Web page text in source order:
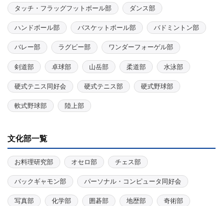
タッチ・フラッグフットボール部 ダンス部
ハンドボール部 バスケットボール部 バドミントン部
バレー部 ラグビー部 ワンダーフォーゲル部
剣道部 卓球部 山岳部 柔道部 水泳部
硬式テニス同好会 硬式テニス部 硬式野球部
軟式野球部 陸上部
文化部一覧
お料理研究部 オセロ部 チェス部
バックギャモン部 パーソナル・コンピュータ同好会
写真部 化学部 囲碁部 地歴部 奇術部